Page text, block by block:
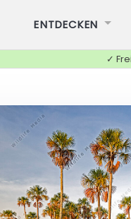
ENTDECKEN
✓